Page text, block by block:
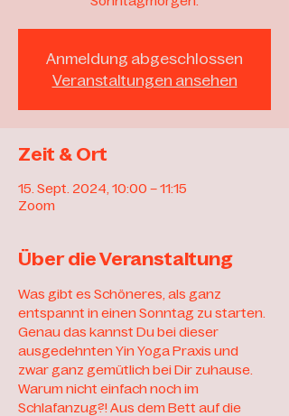
Anmeldung abgeschlossen
Veranstaltungen ansehen
Zeit & Ort
15. Sept. 2024, 10:00 – 11:15
Zoom
Über die Veranstaltung
Was gibt es Schöneres, als ganz
entspannt in einen Sonntag zu starten.
Genau das kannst Du bei dieser
ausgedehnten Yin Yoga Praxis und
zwar ganz gemütlich bei Dir zuhause.
Warum nicht einfach noch im
Schlafanzug?! Aus dem Bett auf die